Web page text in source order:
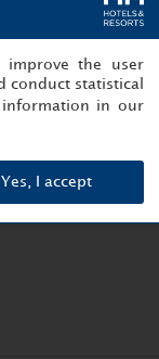
the user
conduct statistical
in our
Yes, I accept